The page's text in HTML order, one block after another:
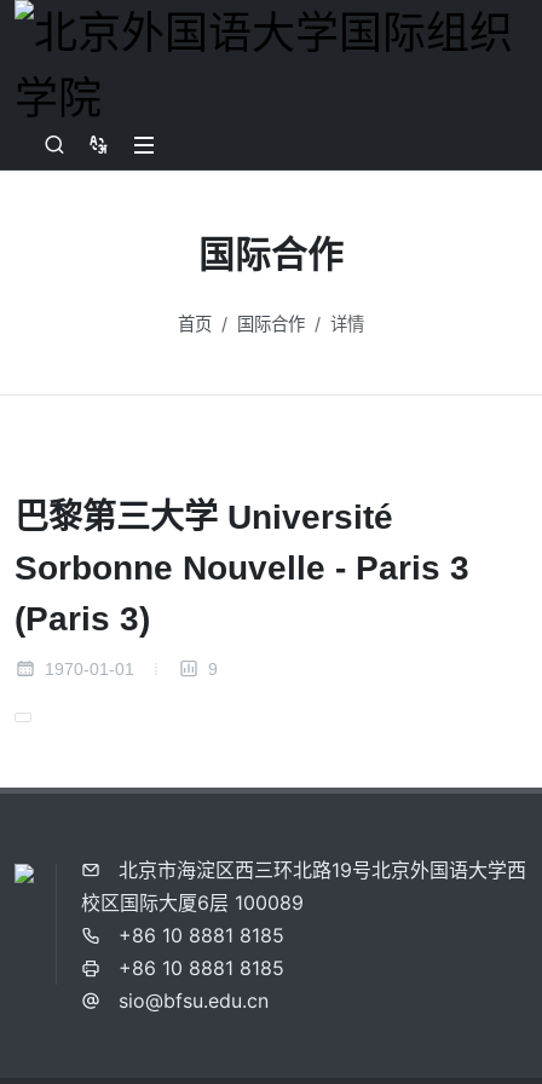
国际合作
首页 国际合作 详情
巴黎第三大学 Université
Sorbonne Nouvelle - Paris 3
(Paris 3)
1970-01-01 9
北京市海淀区西三环北路19号北京外国语大学西
校区国际大厦6层 100089
+86 10 8881 8185
+86 10 8881 8185
sio@bfsu.edu.cn